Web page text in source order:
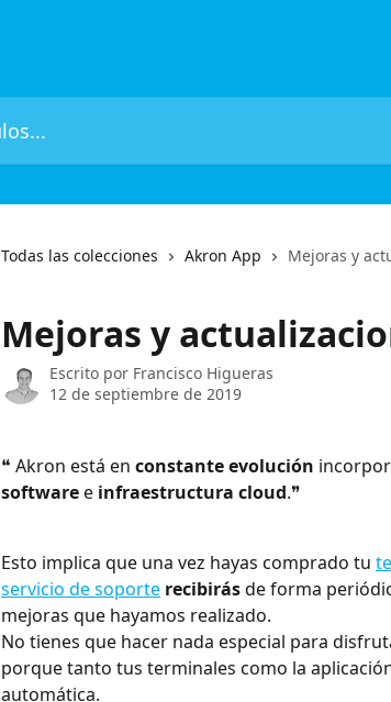
Todas las colecciones Akron App Mejoras y
Mejoras y
Escrito por Francisco Higueras
12 de septiembre de 2019
❝ Akron está en constante evolución
software e infraestructura cloud.❞
Esto implica que una vez hayas comprado tu
servicio de soporte recibirás de forma
mejoras que hayamos realizado.
No tienes que hacer nada especial para
porque tanto tus terminales como la
automática.